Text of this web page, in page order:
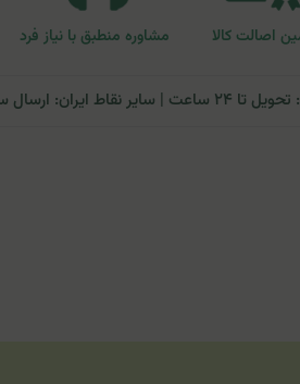
اصالت کالا مشاوره منطبق با نیاز فرد
ارسال سریع به پست